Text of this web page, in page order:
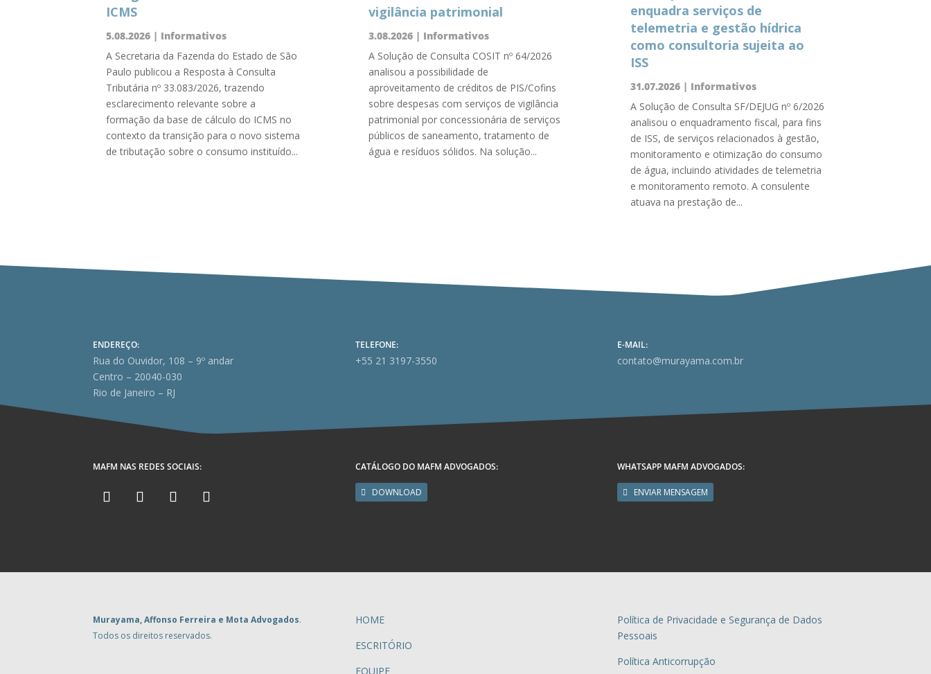
ICMS
5.08.2026 | Informativos
A Secretaria da Fazenda do Estado de São
Paulo publicou a Resposta à Consulta
Tributária nº 33.083/2026, trazendo
esclarecimento relevante sobre a
formação da base de cálculo do ICMS no
contexto da transição para o novo sistema
de tributação sobre o consumo instituído...
vigilância patrimonial
3.08.2026| Informativos
A Solução de Consulta COSIT nº 64/2026
analisou a possibilidade de
aproveitamento de créditos de PIS/Cofins
sobre despesas com serviços de vigilância
patrimonial por concessionária de serviços
públicos de saneamento, tratamento de
água e resíduos sólidos. Na solução...
enquadra serviços de
telemetria e gestão hídrica
como consultoria sujeita ao
ISS
31.07.2026| Informativos
A Solução de Consulta SF/DEJUG nº 6/2026
analisou o enquadramento fiscal, para fins
de ISS, de serviços relacionados à gestão,
monitoramento e otimização do consumo
de água, incluindo atividades de telemetria
e monitoramento remoto. A consulente
atuava na prestação de...
ENDEREÇO:
Rua do Ouvidor, 108 – 9º andar
Centro – 20040-030
Rio de Janeiro – RJ
TELEFONE:
+55 21 3197-3550
E-MAIL:
contato@murayama.com.br
MAFM NAS REDES SOCIAIS: CATÁLOGO DO MAFM ADVOGADOS:
DOWNLOAD
WHATSAPP MAFM ADVOGADOS:
ENVIAR MENSAGEM
Murayama, Affonso Ferreira e Mota Advogados.
Todos os direitos reservados.
HOME
ESCRITÓRIO
EQUIPE
Política de Privacidade e Segurança de Dados
Pessoais
Política Anticorrupção